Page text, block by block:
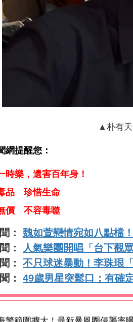
▲朴有天
網提醒您：
樂，遺害百年身！
品 珍惜生命
價 不容毒噬
： 魏如萱戀情宛如八點檔
：
人氣樂團開唱「台下觀
： 不只球迷暴動！李珠珢
： 49歲男星突鬆口：有確